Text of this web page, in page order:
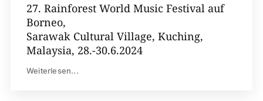
27. Rainforest World Music Festival auf
Borneo,
Sarawak Cultural Village, Kuching,
Malaysia, 28.-30.6.2024
Weiterlesen...